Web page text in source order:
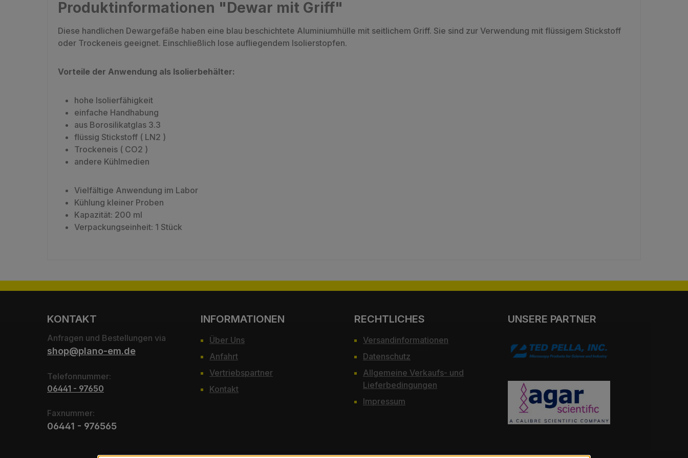
Produktinformationen "Dewar mit Griff"
Diese handlichen Dewargefäße haben eine blau beschichtete Aluminiumhülle mit seitlichem Griff. Sie sind zur Verwendung mit flüssigem Stickstoff
oder Trockeneis geeignet. Einschließlich lose aufliegendem Isolierstopfen.
Vorteile der Anwendung als Isolierbehälter:
hohe Isolierfähigkeit
einfache Handhabung
aus Borosilikatglas 3.3
flüssig Stickstoff ( LN2 )
Trockeneis ( CO2 )
andere Kühlmedien
Vielfältige Anwendung im Labor
Kühlung kleiner Proben
Kapazität: 200 ml
Verpackungseinheit: 1 Stück
KONTAKT
Anfragen und Bestellungen via
shop@plano-em.de
Telefonnummer:
06441 - 97650
Faxnummer:
06441 - 976565
INFORMATIONEN
Über Uns
Anfahrt
Vertriebspartner
Kontakt
RECHTLICHES
Versandinformationen
Datenschutz
Allgemeine Verkaufs- und
Lieferbedingungen
Impressum
UNSERE PARTNER